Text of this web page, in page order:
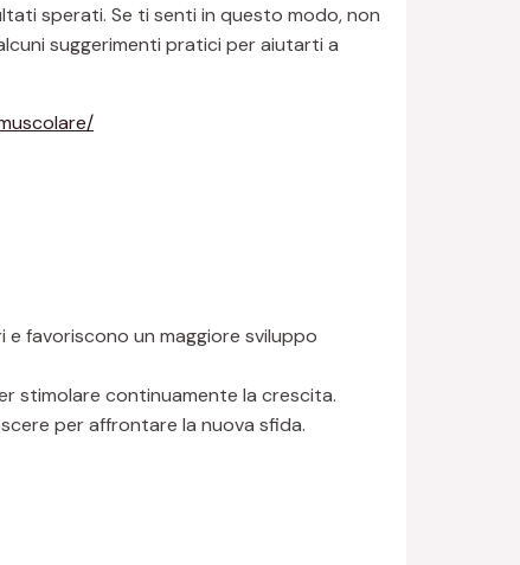
sperati. Se ti senti in questo modo, non
suggerimenti pratici per aiutarti a
favoriscono un maggiore sviluppo
stimolare continuamente la crescita.
per affrontare la nuova sfida.